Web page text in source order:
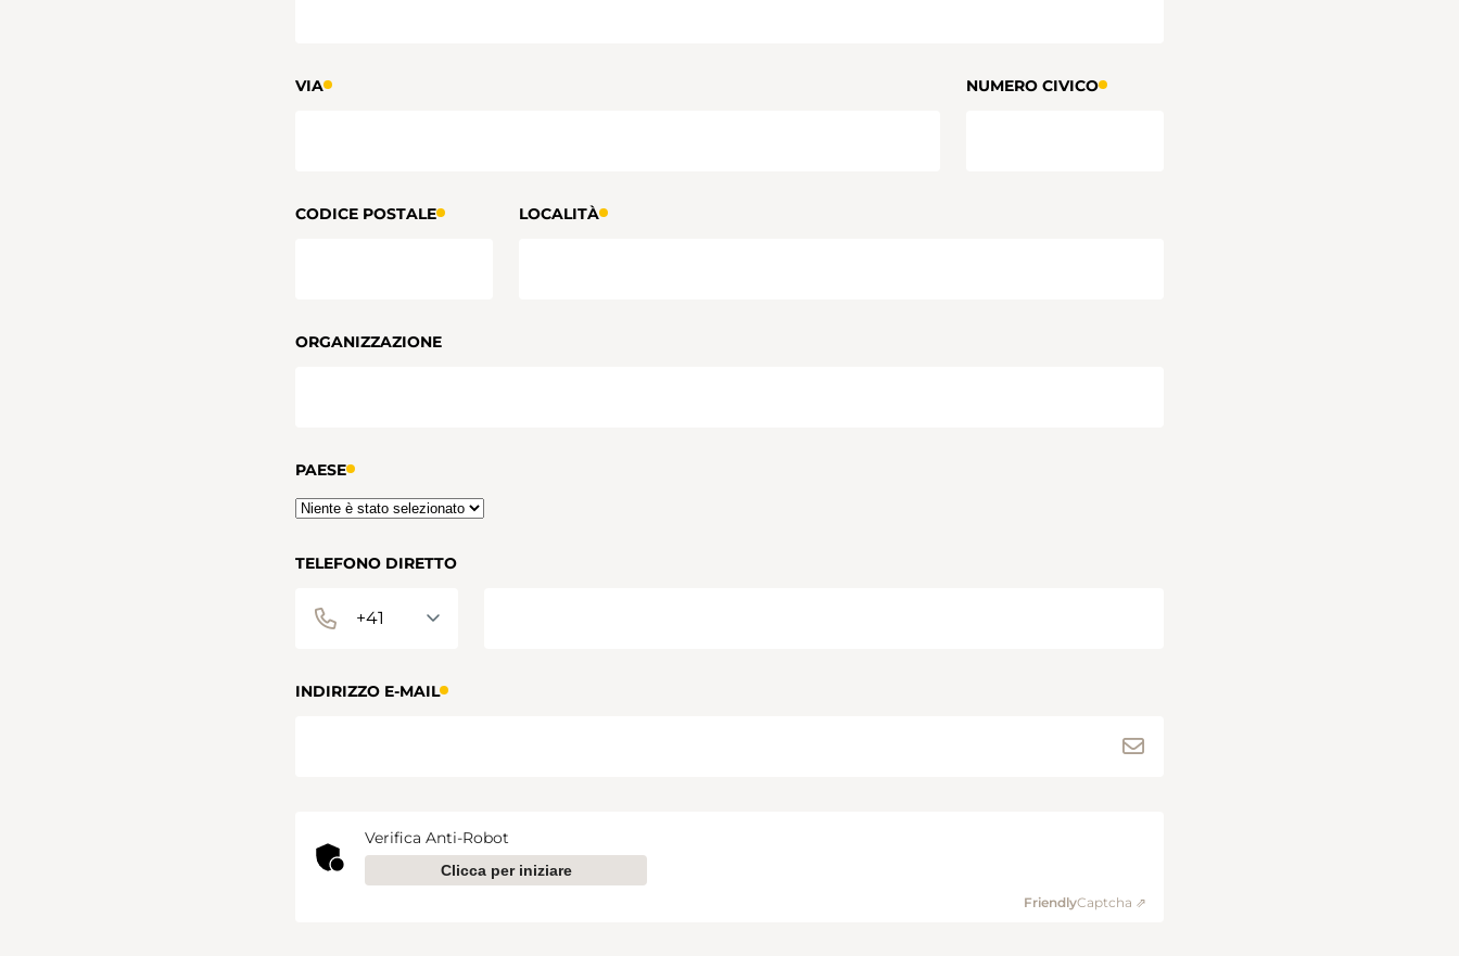
VIA NUMERO CIVICO
CODICE POSTALE LOCALITÀ
ORGANIZZAZIONE
PAESE
TELEFONO DIRETTO
INDIRIZZO E-MAIL
Verifica Anti-Robot
Clicca per iniziare
FriendlyCaptcha ⇗